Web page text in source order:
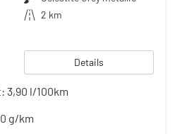
Kilometerstand 2 km
Details
3,90 l/100km
g/km